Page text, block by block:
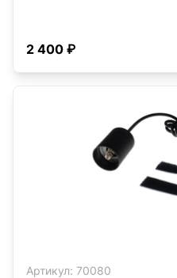
2 400 ₽
Артикул: 70080